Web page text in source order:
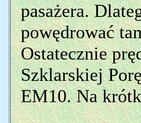
pasażera.
powędrować
Ostatecznie
Szklarskiej
EM10. Na